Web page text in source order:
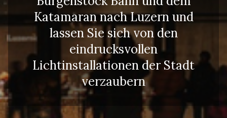
Katamaran nach Luzern und
lassen Sie sich von den
eindrucksvollen
Lichtinstallationen der Stadt
verzaubern